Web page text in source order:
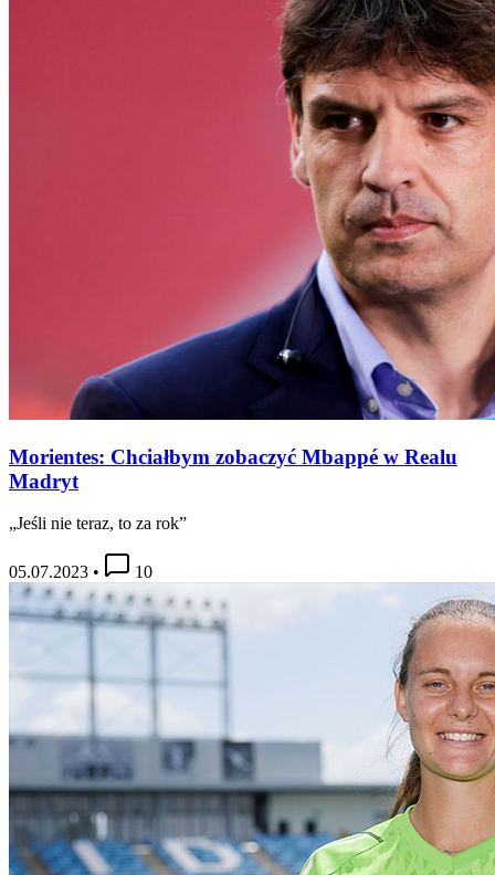
Morientes: Chciałbym zobaczyć Mbappé w Realu
Madryt
„Jeśli nie teraz, to za rok”
05.07.2023 • 10